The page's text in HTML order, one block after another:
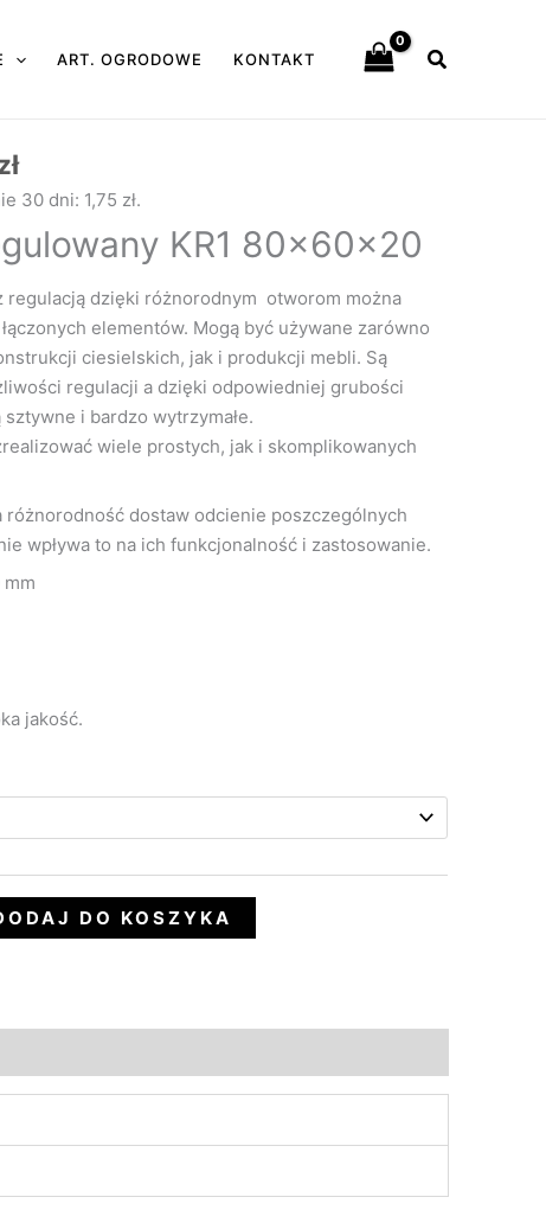
ART. OGRODOWE KONTAKT Szukaj
Zakres
cen:
1,75 zł
83,50 zł
30 dni: 1,75 zł.
KR1 80x60x20
regulacją dzięki różnorodnym otworom można
elementów. Mogą być używane zarówno
ciesielskich, jak i produkcji mebli. Są
regulacji a dzięki odpowiedniej grubości
sztywne i bardzo wytrzymałe.
wiele prostych, jak i skomplikowanych
różnorodność dostaw odcienie poszczególnych
wpływa to na ich funkcjonalność i zastosowanie.
mm
jakość.
DO KOSZYKA